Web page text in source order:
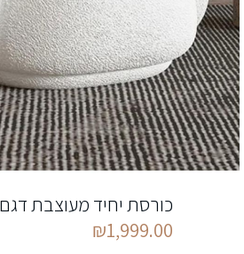
כורסת יחיד מעוצבת
₪1,999.00